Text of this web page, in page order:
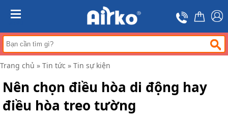
Trang
chủ
Máy
hút
ẩm
Máy
không
Trang chủ » Tin tức » Tin sự kiện
Nên chọn điều hòa di động hay
điều hòa treo tường